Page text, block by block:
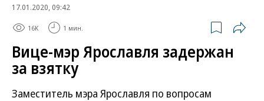
17.01.2020, 09:42
16K 1 мин.
Вице-мэр Ярославля задержан
за взятку
Заместитель мэра Ярославля по вопросам